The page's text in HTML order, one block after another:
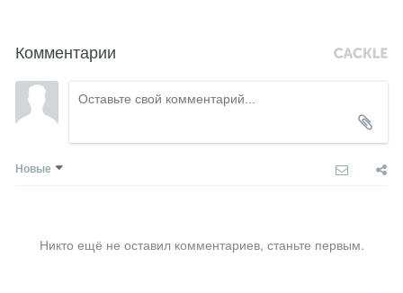
Комментарии
Новые
Никто ещё не оставил комментариев, станьте первым.